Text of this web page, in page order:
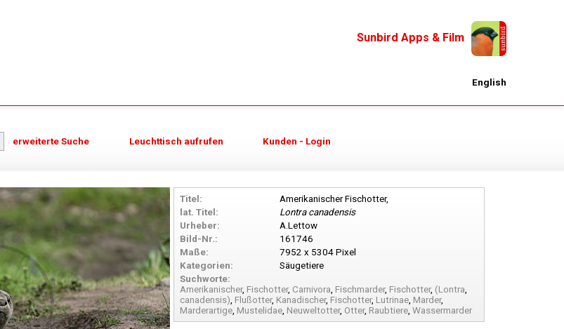
Sunbird Apps & Film
English
erweiterte Suche Leuchttisch aufrufen Kunden - Login
Titel:
Amerikanischer Fischotter,
lat. Titel:
Lontra canadensis
Urheber:
A.Lettow
Bild-Nr.:
161746
Maße:
7952 x 5304 Pixel
Kategorien:
Säugetiere
Suchworte:
Amerikanischer, Fischotter, Carnivora, Fischmarder, Fischotter, (Lontra,
canadensis), Flußotter, Kanadischer, Fischotter, Lutrinae, Marder,
Marderartige, Mustelidae, Neuweltotter, Otter, Raubtiere, Wassermarder